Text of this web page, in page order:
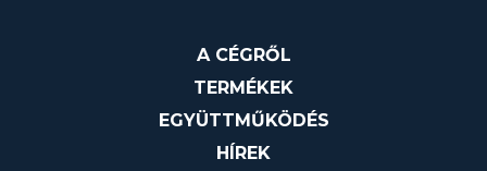
A CÉGRŐL
TERMÉKEK
EGYÜTTMŰKÖDÉS
HÍREK